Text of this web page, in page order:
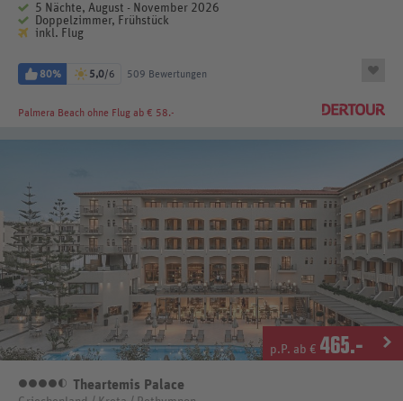
5 Nächte, August - November 2026
Doppelzimmer, Frühstück
inkl. Flug
80% 5,0/6 509 Bewertungen
Palmera Beach ohne Flug ab € 58.-
p.P. ab € 465.-
4,5 Sterne
Theartemis Palace